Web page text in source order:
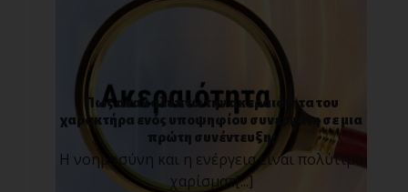
Πως ανακαλύπτω την ακεραιότητα του
χαρακτήρα ενός υποψηφίου συνεργάτη σε μια
πρώτη συνέντευξη;
Η νοημοσύνη και η ενέργεια είναι πολύτιμα
χαρίσματ[...]